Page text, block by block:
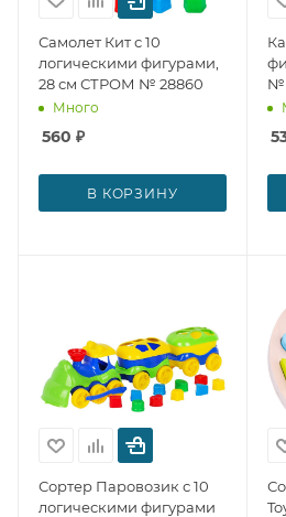
Самолет Кит с 10
логическими фигурами,
28 см СТРОМ № 28860
Много
560 ₽
В КОРЗИНУ
№
Сортер Паровозик с 10
логическими фигурами